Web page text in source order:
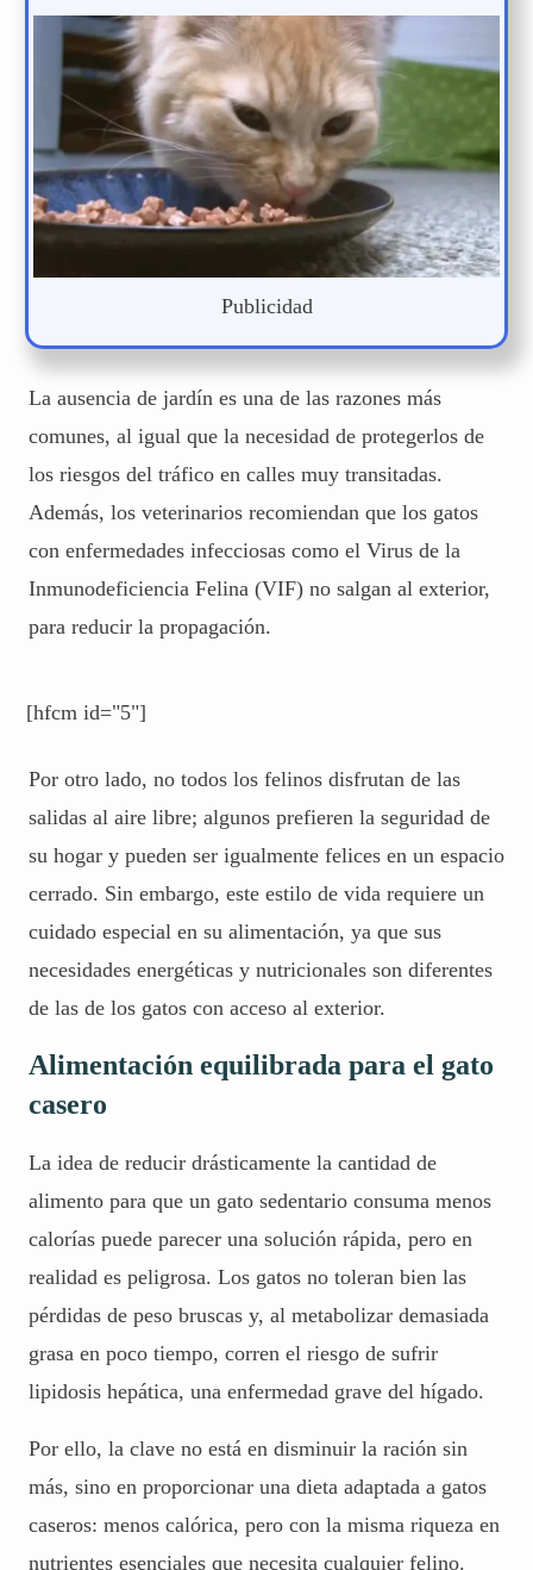
Publicidad
La ausencia de jardín es una de las razones más
comunes, al igual que la necesidad de protegerlos de
los riesgos del tráfico en calles muy transitadas.
Además, los veterinarios recomiendan que los gatos
con enfermedades infecciosas como el Virus de la
Inmunodeficiencia Felina (VIF) no salgan al exterior,
para reducir la propagación.
[hfcm id="5"]
Por otro lado, no todos los felinos disfrutan de las
salidas al aire libre; algunos prefieren la seguridad de
su hogar y pueden ser igualmente felices en un espacio
cerrado. Sin embargo, este estilo de vida requiere un
cuidado especial en su alimentación, ya que sus
necesidades energéticas y nutricionales son diferentes
de las de los gatos con acceso al exterior.
Alimentación equilibrada para el gato
casero
La idea de reducir drásticamente la cantidad de
alimento para que un gato sedentario consuma menos
calorías puede parecer una solución rápida, pero en
realidad es peligrosa. Los gatos no toleran bien las
pérdidas de peso bruscas y, al metabolizar demasiada
grasa en poco tiempo, corren el riesgo de sufrir
lipidosis hepática, una enfermedad grave del hígado.
Por ello, la clave no está en disminuir la ración sin
más, sino en proporcionar una dieta adaptada a gatos
caseros: menos calórica, pero con la misma riqueza en
nutrientes esenciales que necesita cualquier felino.